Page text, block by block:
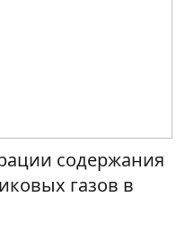
содержания
газов в